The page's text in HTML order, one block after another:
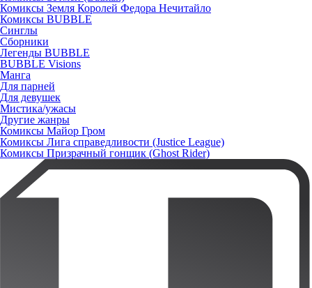
Комиксы Земля Королей Федора Нечитайло
Комиксы BUBBLE
Синглы
Сборники
Легенды BUBBLE
BUBBLE Visions
Манга
Для парней
Для девушек
Мистика/ужасы
Другие жанры
Комиксы Майор Гром
Комиксы Лига справедливости (Justice League)
Комиксы Призрачный гонщик (Ghost Rider)